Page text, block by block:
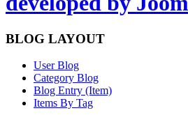
BLOG LAYOUT
User Blog
Category Blog
Blog Entry (Item)
Items By Tag